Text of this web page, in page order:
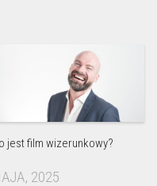
jest film wizerunkowy?
2025